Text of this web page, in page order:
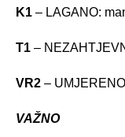
K1 – LAGANO:
T1 –
VR2 –
VAŽNO